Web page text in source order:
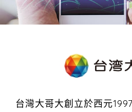
台灣大哥大創立於西元